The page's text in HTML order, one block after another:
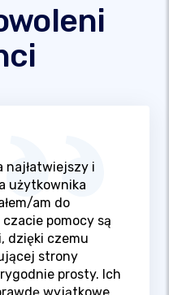
najłatwiejszy i
użytkownika
am do
pomocy są
dzięki czemu
strony
prosty. Ich